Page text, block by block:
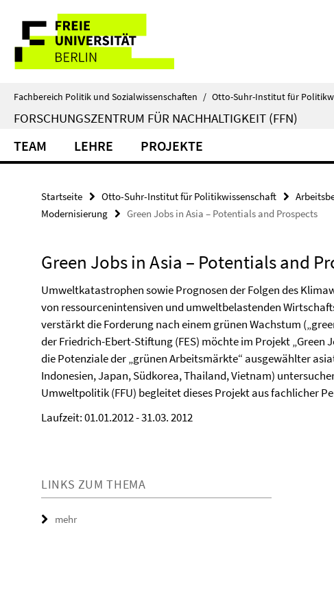
direkt
Inhalt
Service-
Navigation
Fachbereich Politik und Sozialwissenschaften / Otto-Suhr-Institut für
FORSCHUNGSZENTRUM FÜR NACHHALTIGKEIT (FFN)
TEAM LEHRE PROJEKTE
Startseite Otto-Suhr-Institut für Politikwissenschaft
Modernisierung
Green Jobs in Asia – Potentials and Prospects
Green Jobs in Asia – Potentials and
Umweltkatastrophen sowie Prognosen der Folgen des
von ressourcenintensiven und umweltbelastenden
verstärkt die Forderung nach einem grünen Wachstum
der Friedrich-Ebert-Stiftung (FES) möchte im Projekt „Green
die Potenziale der „grünen Arbeitsmärkte“ ausgewählter
Indonesien, Japan, Südkorea, Thailand, Vietnam)
Umweltpolitik (FFU) begleitet dieses Projekt aus fachlicher
Laufzeit: 01.01.2012 - 31.03. 2012
LINKS ZUM THEMA
mehr